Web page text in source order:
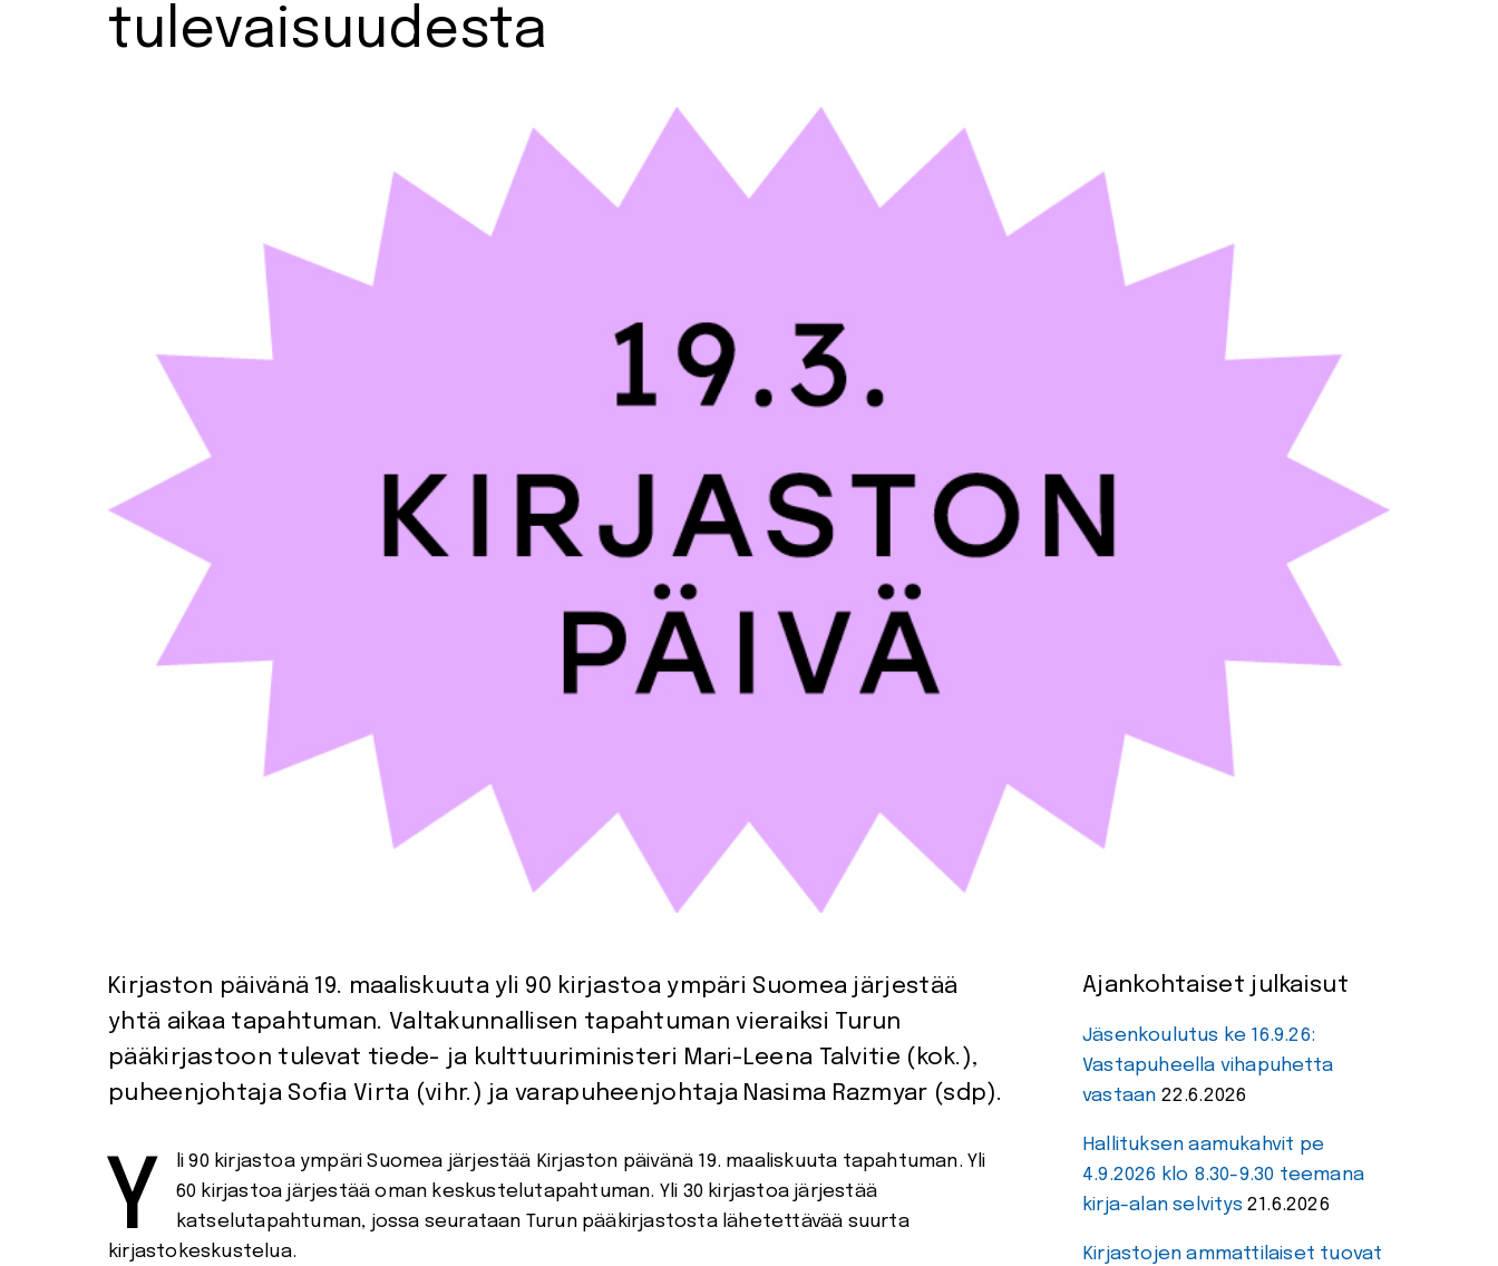
tulevaisuudesta
Kirjaston päivänä 19. maaliskuuta yli 90 kirjastoa ympäri Suomea järjestää
yhtä aikaa tapahtuman. Valtakunnallisen tapahtuman vieraiksi Turun
pääkirjastoon tulevat tiede- ja kulttuuriministeri Mari-Leena Talvitie (kok.),
puheenjohtaja Sofia Virta (vihr.) ja varapuheenjohtaja Nasima Razmyar (sdp).
Yli 90 kirjastoa ympäri Suomea järjestää Kirjaston päivänä 19. maaliskuuta tapahtuman. Yli
60 kirjastoa järjestää oman keskustelutapahtuman. Yli 30 kirjastoa järjestää
katselutapahtuman, jossa seurataan Turun pääkirjastosta lähetettävää suurta
kirjastokeskustelua.
Ajankohtaiset julkaisut
Jäsenkoulutus ke 16.9.26:
Vastapuheella vihapuhetta
vastaan 22.6.2026
Hallituksen aamukahvit pe
4.9.2026 klo 8.30-9.30 teemana
kirja-alan selvitys 21.6.2026
Kirjastojen ammattilaiset tuovat